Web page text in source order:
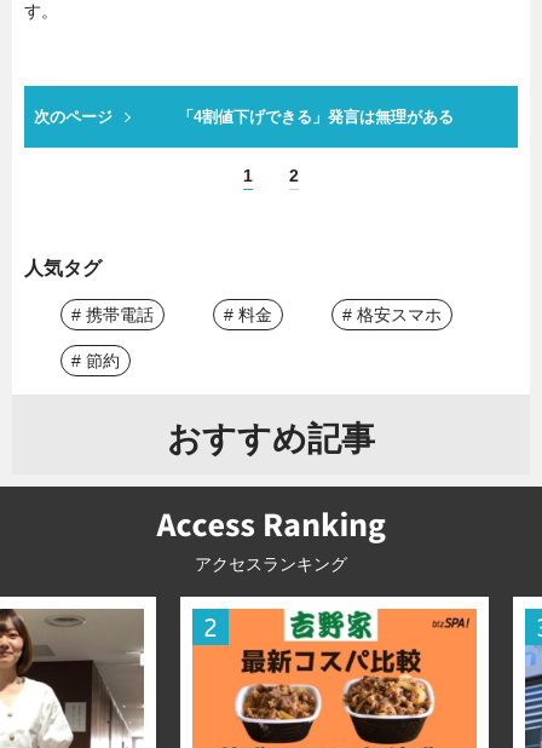
す。
次のページ 「4割値下げできる」発言は無理がある
1 2
人気タグ
# 携帯電話 # 料金 # 格安スマホ
# 節約
おすすめ記事
アクセスランキング